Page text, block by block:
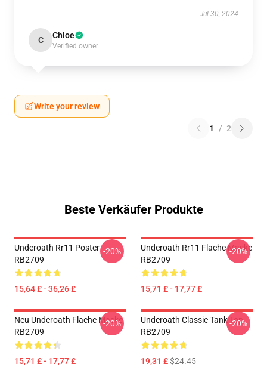
Jul 30, 2024
C Chloe
Verified owner
Write your review
1 / 2
Beste Verkäufer Produkte
Underoath Rr11 Poster
RB2709
15,64 £ - 36,26 £
-20%
Underoath Rr11 Flache Maske
RB2709
15,71 £ - 17,77 £
-20%
Neu Underoath Flache Maske
RB2709
15,71 £ - 17,77 £
-20%
Underoath Classic Tank Top
RB2709
19,31 £$24.45
-20%